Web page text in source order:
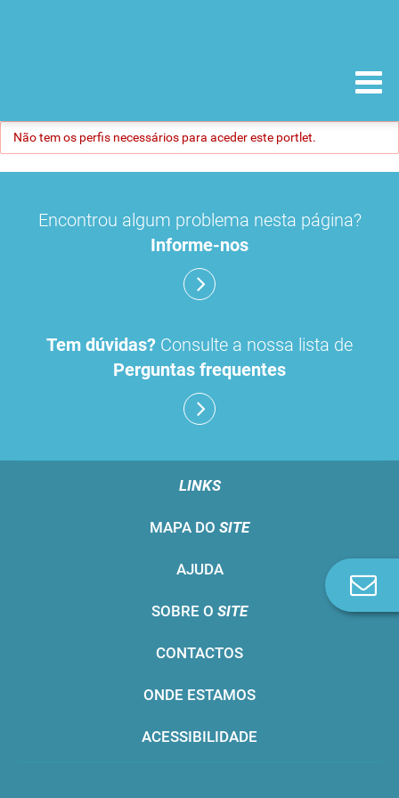
Não tem os perfis necessários para aceder este portlet.
Encontrou algum problema nesta página?
Informe-nos
Tem dúvidas? Consulte a nossa lista de
Perguntas frequentes
LINKS
MAPA DO SITE
AJUDA
SOBRE O SITE
CONTACTOS
ONDE ESTAMOS
ACESSIBILIDADE